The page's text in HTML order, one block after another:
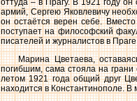
оттуда – в Прагу. В 1921 году
армий, Сергею Яковлевичу
он остаётся верен себе.
поступает на философский
писателей и журналистов в
Марина Цветаева,
погибшим, сама стояла на
летом 1921 года общий друг
находится в Константинополе. В